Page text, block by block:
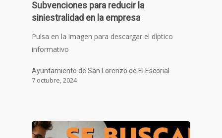
Subvenciones para reducir la
siniestralidad en la empresa
Pulsa en la imagen para descargar el díptico
informativo
Ayuntamiento de San Lorenzo de El Escorial
7 octubre, 2024